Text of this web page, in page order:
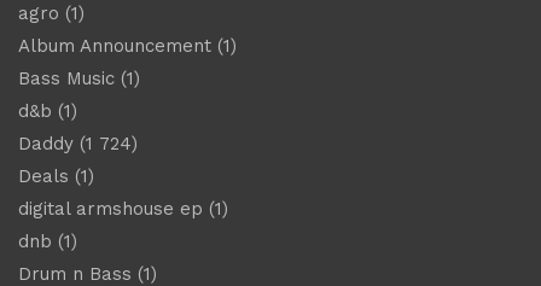
agro (1)
Album Announcement (1)
Bass Music (1)
d&b (1)
Daddy (1 724)
Deals (1)
digital armshouse ep (1)
dnb (1)
Drum n Bass (1)